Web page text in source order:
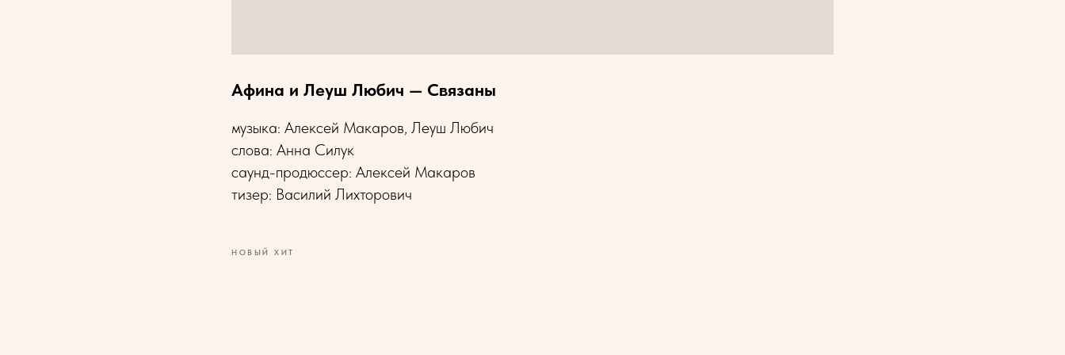
Афина и Леуш Любич — Связаны
музыка: Алексей Макаров, Леуш Любич
слова: Анна Силук
саунд-продюссер: Алексей Макаров
тизер: Василий Лихторович
НОВЫЙ ХИТ